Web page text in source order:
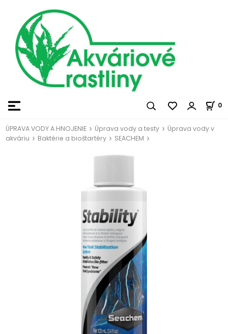
0
ÚPRAVA VODY A HNOJENIE Úprava vody a testy
Úprava vody v
akváriu
Baktérie a bioštartéry SEACHEM